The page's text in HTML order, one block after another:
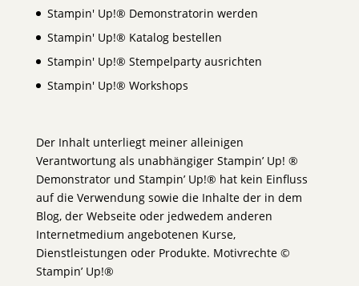
Stampin' Up!® Demonstratorin werden
Stampin' Up!® Katalog bestellen
Stampin' Up!® Stempelparty ausrichten
Stampin' Up!® Workshops
Der Inhalt unterliegt meiner alleinigen
Verantwortung als unabhängiger Stampin’ Up! ®
Demonstrator und Stampin’ Up!® hat kein Einfluss
auf die Verwendung sowie die Inhalte der in dem
Blog, der Webseite oder jedwedem anderen
Internetmedium angebotenen Kurse,
Dienstleistungen oder Produkte. Motivrechte ©
Stampin’ Up!®